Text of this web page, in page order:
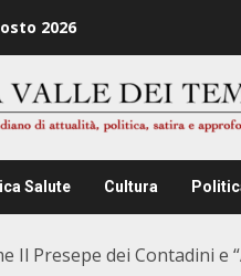
2026
Salute Cultura
Il Presepe dei Contadini e